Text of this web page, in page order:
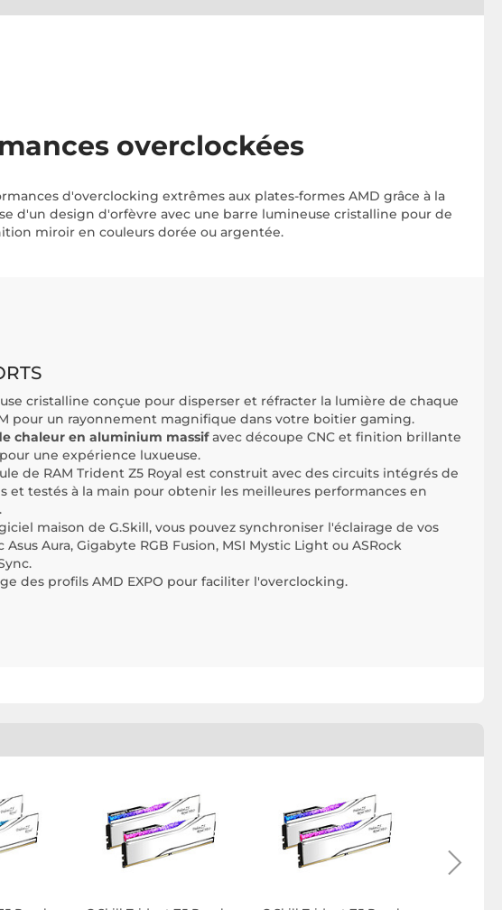
overclockées
d'overclocking extrêmes aux plates-formes AMD grâce à la
d'un design d'orfèvre avec une barre lumineuse cristalline pour de
miroir en couleurs dorée ou argentée.
cristalline conçue pour disperser et réfracter la lumière de chaque
pour un rayonnement magnifique dans votre boitier gaming.
chaleur en aluminium massifavec découpe CNC et finition brillante
une expérience luxueuse.
de RAM Trident Z5 Royal est construit avec des circuits intégrés de
et testés à la main pour obtenir les meilleures performances en
maison de G.Skill, vous pouvez synchroniser l'éclairage de vos
Asus Aura, Gigabyte RGB Fusion, MSI Mystic Light ou ASRock
des profils AMD EXPO pour faciliter l'overclocking.